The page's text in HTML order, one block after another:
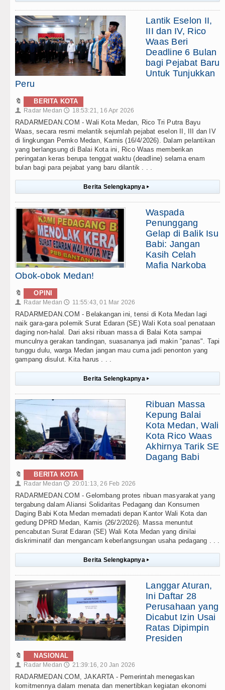
Lantik Eselon II,
III dan IV, Rico
Waas Beri
Deadline 6 Bulan
bagi Pejabat Baru
Untuk Tunjukkan
Peru
🔖 BERITA KOTA
👤 Radar Medan 🕔 18:53:21, 16 Apr 2026
RADARMEDAN.COM - Wali Kota Medan, Rico Tri Putra Bayu
Waas, secara resmi melantik sejumlah pejabat eselon II, III dan IV
di lingkungan Pemko Medan, Kamis (16/4/2026). Dalam pelantikan
yang berlangsung di Balai Kota ini, Rico Waas memberikan
peringatan keras berupa tenggat waktu (deadline) selama enam
bulan bagi para pejabat yang baru dilantik . . .
Berita Selengkapnya ▸
Waspada
Penunggang
Gelap di Balik Isu
Babi: Jangan
Kasih Celah
Mafia Narkoba
Obok-obok Medan!
🔖 OPINI
👤 Radar Medan 🕔 11:55:43, 01 Mar 2026
RADARMEDAN.COM - Belakangan ini, tensi di Kota Medan lagi
naik gara-gara polemik Surat Edaran (SE) Wali Kota soal penataan
daging non-halal. Dari aksi ribuan massa di Balai Kota sampai
munculnya gerakan tandingan, suasananya jadi makin "panas". Tapi
tunggu dulu, warga Medan jangan mau cuma jadi penonton yang
gampang disulut. Kita harus . . .
Berita Selengkapnya ▸
Ribuan Massa
Kepung Balai
Kota Medan, Wali
Kota Rico Waas
Akhirnya Tarik SE
Dagang Babi
🔖 BERITA KOTA
👤 Radar Medan 🕔 20:01:13, 26 Feb 2026
RADARMEDAN.COM - Gelombang protes ribuan masyarakat yang
tergabung dalam Aliansi Solidaritas Pedagang dan Konsumen
Daging Babi Kota Medan memadati depan Kantor Wali Kota dan
gedung DPRD Medan, Kamis (26/2/2026). Massa menuntut
pencabutan Surat Edaran (SE) Wali Kota Medan yang dinilai
diskriminatif dan mengancam keberlangsungan usaha pedagang . . .
Berita Selengkapnya ▸
Langgar Aturan,
Ini Daftar 28
Perusahaan yang
Dicabut Izin Usai
Ratas Dipimpin
Presiden
🔖 NASIONAL
👤 Radar Medan 🕔 21:39:16, 20 Jan 2026
RADARMEDAN.COM, JAKARTA - Pemerintah menegaskan
komitmennya dalam menata dan menertibkan kegiatan ekonomi